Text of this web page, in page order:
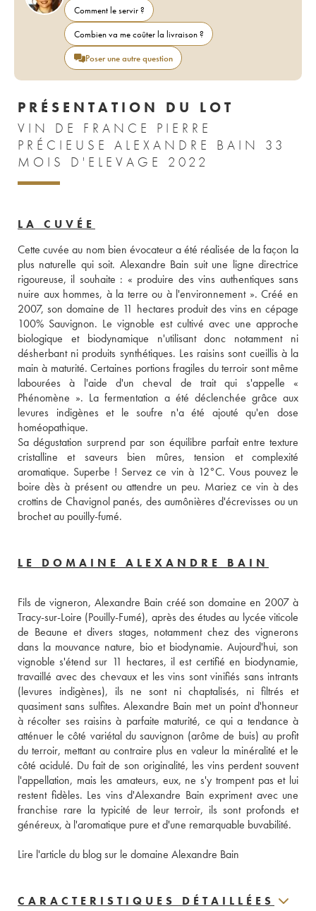
Comment le servir ?
Combien va me coûter la livraison ?
Poser une autre question
PRÉSENTATION DU LOT
VIN DE FRANCE PIERRE
PRÉCIEUSE ALEXANDRE BAIN 33
MOIS D'ELEVAGE 2022
LA CUVÉE
Cette cuvée au nom bien évocateur a été réalisée de la façon la
plus naturelle qui soit. Alexandre Bain suit une ligne directrice
rigoureuse, il souhaite : « produire des vins authentiques sans
nuire aux hommes, à la terre ou à l'environnement ». Créé en
2007, son domaine de 11 hectares produit des vins en cépage
100% Sauvignon. Le vignoble est cultivé avec une approche
biologique et biodynamique n'utilisant donc notamment ni
désherbant ni produits synthétiques. Les raisins sont cueillis à la
main à maturité. Certaines portions fragiles du terroir sont même
labourées à l'aide d'un cheval de trait qui s'appelle «
Phénomène ». La fermentation a été déclenchée grâce aux
levures indigènes et le soufre n'a été ajouté qu'en dose
homéopathique.
Sa dégustation surprend par son équilibre parfait entre texture
cristalline et saveurs bien mûres, tension et complexité
aromatique. Superbe ! Servez ce vin à 12°C. Vous pouvez le
boire dès à présent ou attendre un peu. Mariez ce vin à des
crottins de Chavignol panés, des aumônières d'écrevisses ou un
brochet au pouilly-fumé.
LE DOMAINE ALEXANDRE BAIN
Fils de vigneron, Alexandre Bain créé son domaine en 2007 à
Tracy-sur-Loire (Pouilly-Fumé), après des études au lycée viticole
de Beaune et divers stages, notamment chez des vignerons
dans la mouvance nature, bio et biodynamie. Aujourd'hui, son
vignoble s'étend sur 11 hectares, il est certifié en biodynamie,
travaillé avec des chevaux et les vins sont vinifiés sans intrants
(levures indigènes), ils ne sont ni chaptalisés, ni filtrés et
quasiment sans sulfites. Alexandre Bain met un point d'honneur
à récolter ses raisins à parfaite maturité, ce qui a tendance à
atténuer le côté variétal du sauvignon (arôme de buis) au profit
du terroir, mettant au contraire plus en valeur la minéralité et le
côté acidulé. Du fait de son originalité, les vins perdent souvent
l'appellation, mais les amateurs, eux, ne s'y trompent pas et lui
restent fidèles. Les vins d'Alexandre Bain expriment avec une
franchise rare la typicité de leur terroir, ils sont profonds et
généreux, à l'aromatique pure et d'une remarquable buvabilité.
Lire l'article du blog sur le domaine Alexandre Bain
CARACTERISTIQUES DÉTAILLÉES